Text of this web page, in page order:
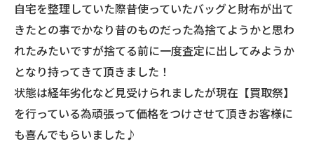
自宅を整理していた際昔使っていたバッグと財布が出て
きたとの事でかなり昔のものだった為捨てようかと思わ
れたみたいですが捨てる前に一度査定に出してみようか
となり持ってきて頂きました！
状態は経年劣化など見受けられましたが現在【買取祭】
を行っている為頑張って価格をつけさせて頂きお客様に
も喜んでもらいました♪